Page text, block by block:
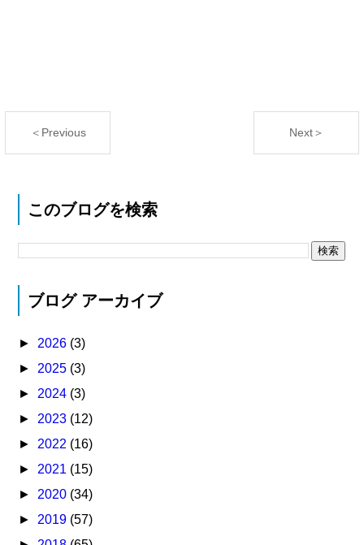
＜Previous Next＞
このブログを検索
ブログ アーカイブ
► 2026 (3)
► 2025 (3)
► 2024 (3)
► 2023 (12)
► 2022 (16)
► 2021 (15)
► 2020 (34)
► 2019 (57)